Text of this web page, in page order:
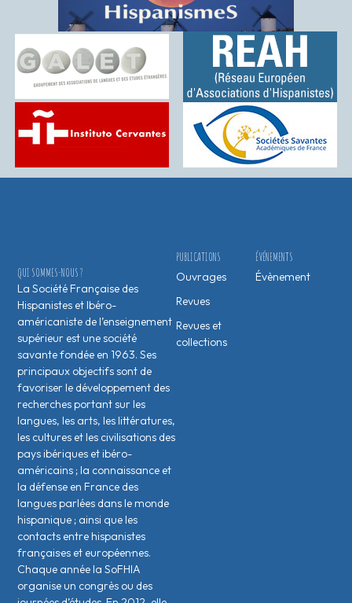
ÉVÉNEMENTS
Évènement
PUBLICATIONS
Ouvrages
Revues
Revues et
collections
QUI SOMMES-NOUS ?
La Société Française des
Hispanistes et Ibéro-
américaniste de l’enseignement
supérieur est une société
savante fondée en 1963. Ses
principaux objectifs sont de
favoriser le développement des
recherches portant sur les
langues, les arts, les littératures,
les cultures et les civilisations des
pays ibériques et ibéro-
américains ; la connaissance et
la défense en France des
langues parlées dans le monde
hispanique ; ainsi que les
contacts entre hispanistes
français·es et européen·nes.
Chaque année la SoFHIA
organise un congrès ou des